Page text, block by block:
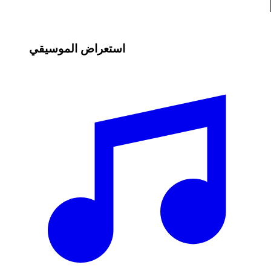
استعراض الموسيقي